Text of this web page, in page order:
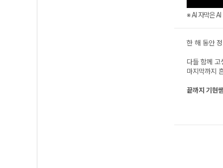
※ AI 자막은 AI
한 해 동안
다들 함께 고
마지막까지
끝까지 기현